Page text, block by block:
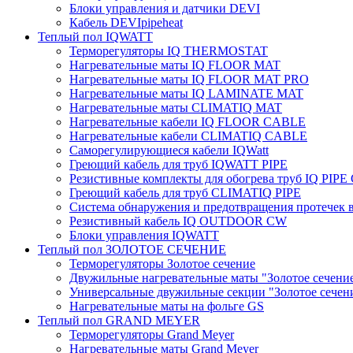
Блоки управления и датчики DEVI
Кабель DEVIpipeheat
Теплый пол IQWATT
Терморегуляторы IQ THERMOSTAT
Нагревательные маты IQ FLOOR MAT
Нагревательные маты IQ FLOOR MAT PRO
Нагревательные маты IQ LAMINATE MAT
Нагревательные маты CLIMATIQ MAT
Нагревательные кабели IQ FLOOR CABLE
Нагревательные кабели CLIMATIQ CABLE
Саморегулирующиеся кабели IQWatt
Греющий кабель для труб IQWATT PIPE
Резистивные комплекты для обогрева труб IQ PIPE
Греющий кабель для труб CLIMATIQ PIPE
Система обнаружения и предотвращения протечек
Резистивный кабель IQ OUTDOOR CW
Блоки управления IQWATT
Теплый пол ЗОЛОТОЕ СЕЧЕНИЕ
Терморегуляторы Золотое сечение
Двужильные нагревательные маты "Золотое
Универсальные двужильные секции "Золотое
Нагревательные маты на фольге GS
Теплый пол GRAND MEYER
Терморегуляторы Grand Meyer
Нагревательные маты Grand Meyer